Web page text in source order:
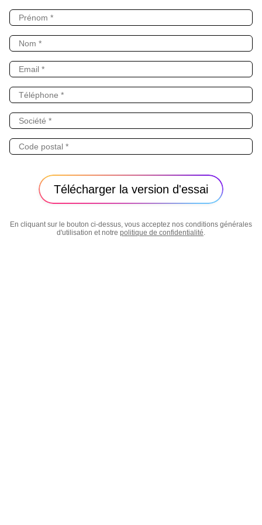
En cliquant sur le bouton ci-dessus, vous acceptez nos conditions générales
d'utilisation et notre politique de confidentialité.